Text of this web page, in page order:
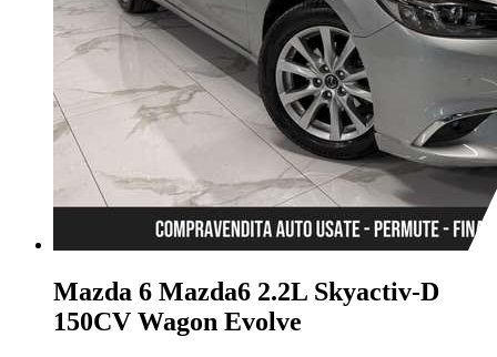
Mazda 6 Mazda6 2.2L Skyactiv-D
150CV Wagon Evolve